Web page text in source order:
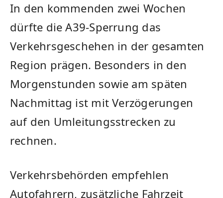
In den kommenden zwei Wochen
dürfte die A39-Sperrung das
Verkehrsgeschehen in der gesamten
Region prägen. Besonders in den
Morgenstunden sowie am späten
Nachmittag ist mit Verzögerungen
auf den Umleitungsstrecken zu
rechnen.
Verkehrsbehörden empfehlen
Autofahrern, zusätzliche Fahrzeit